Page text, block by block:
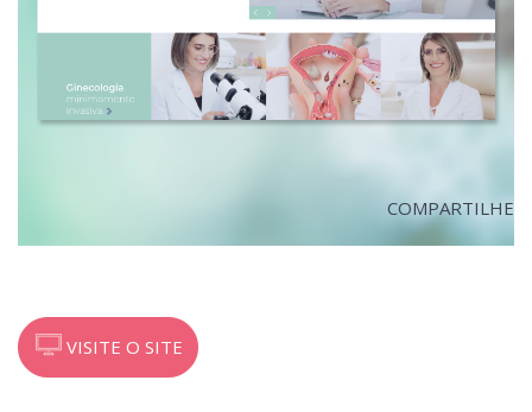
VISITE O SITE
COMPARTILHE